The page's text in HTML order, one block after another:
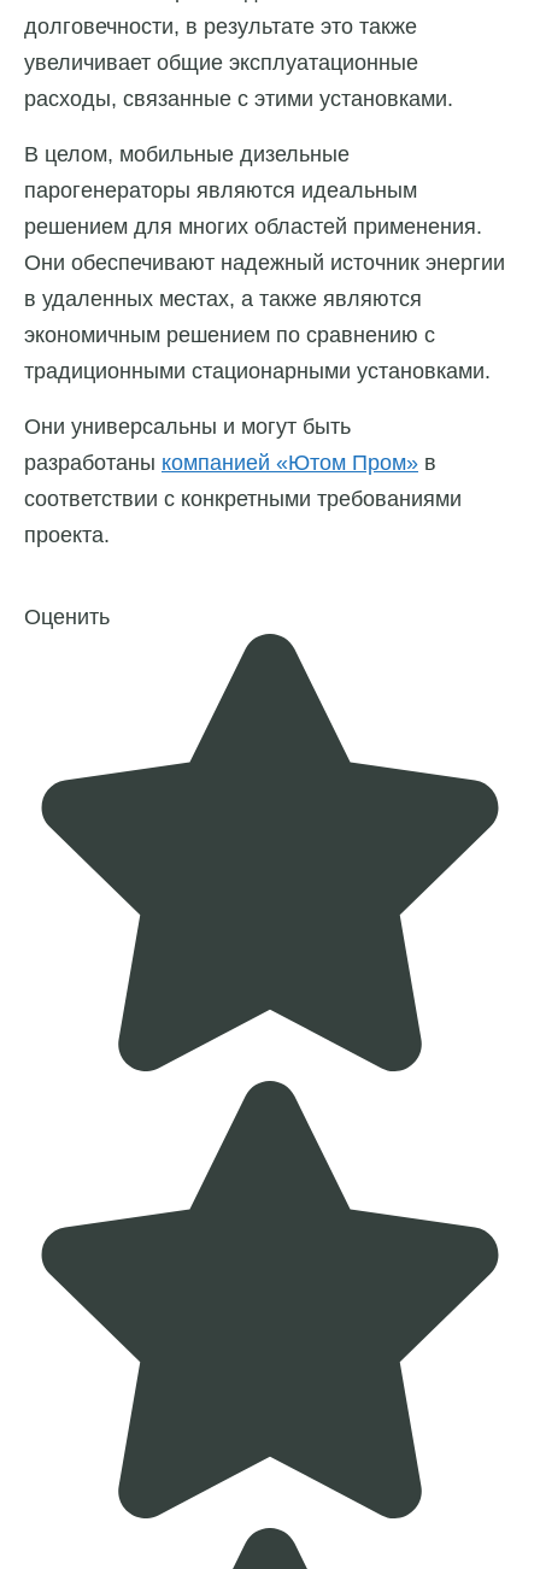
долговечности, в результате это также
увеличивает общие эксплуатационные
расходы, связанные с этими установками.
В целом, мобильные дизельные
парогенераторы являются идеальным
решением для многих областей применения.
Они обеспечивают надежный источник энергии
в удаленных местах, а также являются
экономичным решением по сравнению с
традиционными стационарными установками.
Они универсальны и могут быть
разработаны компанией «Ютом Пром» в
соответствии с конкретными требованиями
проекта.
Оценить